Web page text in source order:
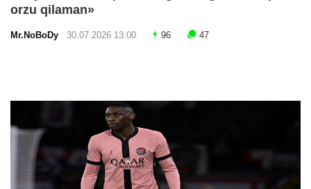
orzu qilaman»
Mr.NoBoDy 30.07.2026 13:00 96 47